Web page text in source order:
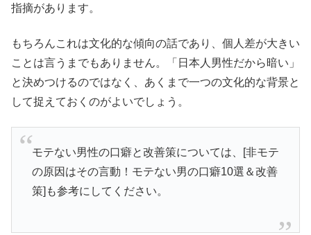
指摘があります。
もちろんこれは文化的な傾向の話であり、個人差が大きい
ことは言うまでもありません。「日本人男性だから暗い」
と決めつけるのではなく、あくまで一つの文化的な背景と
して捉えておくのがよいでしょう。
モテない男性の口癖と改善策については、[非モテ
の原因はその言動！モテない男の口癖10選＆改善
策]も参考にしてください。